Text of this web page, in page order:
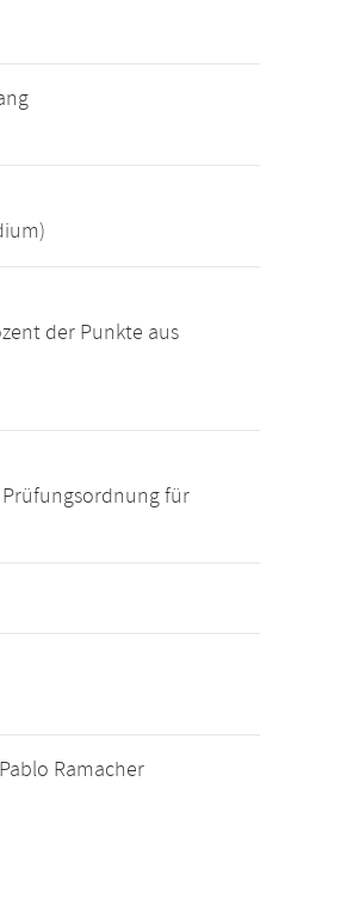
der Punkte aus
für
Ramacher